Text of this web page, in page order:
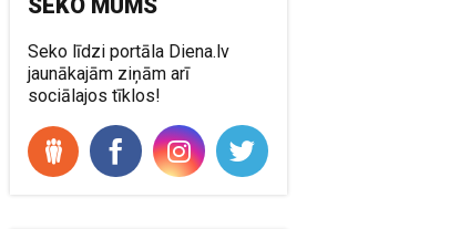
SEKO MUMS
Seko līdzi portāla Diena.lv
jaunākajām ziņām arī
sociālajos tīklos!